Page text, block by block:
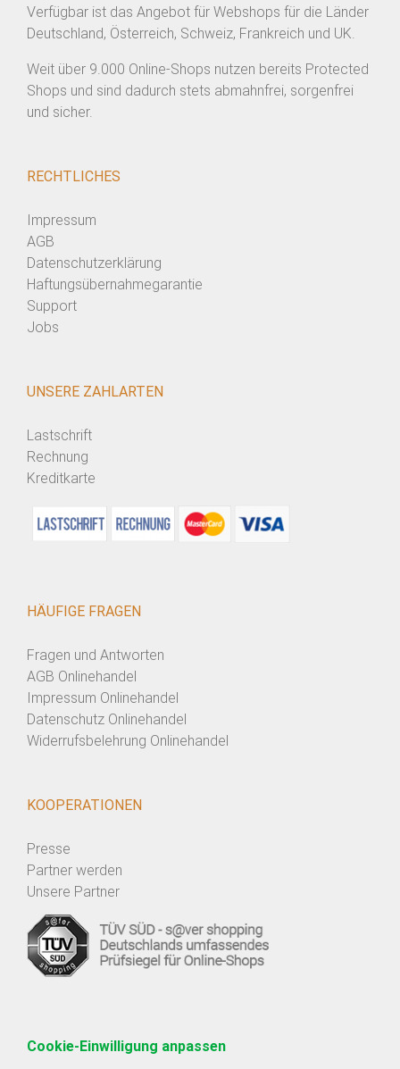
Verfügbar ist das Angebot für Webshops für die Länder
Deutschland, Österreich, Schweiz, Frankreich und UK.
Weit über 9.000 Online-Shops nutzen bereits Protected
Shops und sind dadurch stets abmahnfrei, sorgenfrei
und sicher.
RECHTLICHES
Impressum
AGB
Datenschutzerklärung
Haftungsübernahmegarantie
Support
Jobs
UNSERE ZAHLARTEN
Lastschrift
Rechnung
Kreditkarte
HÄUFIGE FRAGEN
Fragen und Antworten
AGB Onlinehandel
Impressum Onlinehandel
Datenschutz Onlinehandel
Widerrufsbelehrung Onlinehandel
KOOPERATIONEN
Presse
Partner werden
Unsere Partner
Cookie-Einwilligung anpassen